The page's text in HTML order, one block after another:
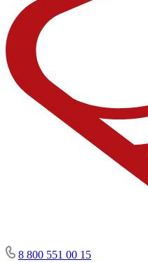
8 800 551 00 15